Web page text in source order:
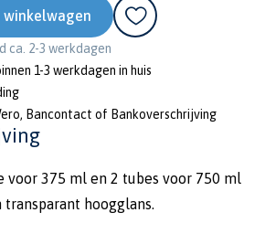
winkelwagen
ca. 2-3 werkdagen
1-3 werkdagen in huis
Bancontact of Bankoverschrijving
voor 375 ml en 2 tubes voor 750 ml
hoogglans.